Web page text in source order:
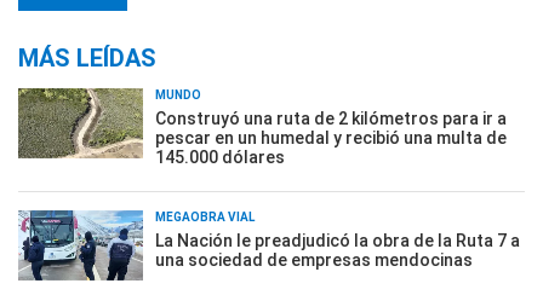
MÁS LEÍDAS
MUNDO
Construyó una ruta de 2 kilómetros para ir a
pescar en un humedal y recibió una multa de
145.000 dólares
MEGAOBRA VIAL
La Nación le preadjudicó la obra de la Ruta 7 a
una sociedad de empresas mendocinas